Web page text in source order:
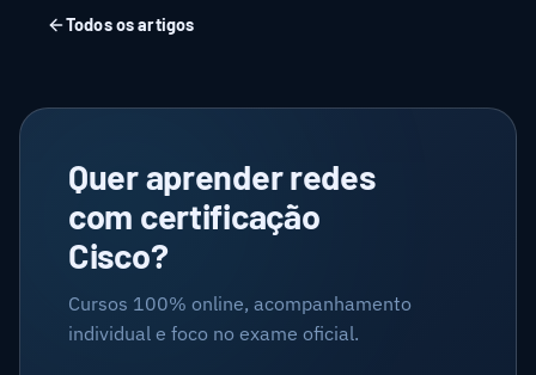
Todos os artigos
Quer aprender redes
com certificação
Cisco?
Cursos 100% online, acompanhamento
individual e foco no exame oficial.